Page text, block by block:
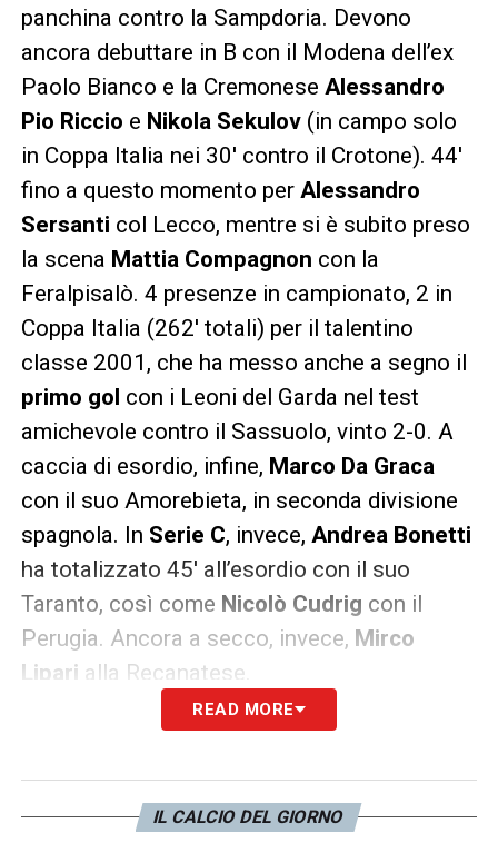
panchina contro la Sampdoria. Devono
ancora debuttare in B con il Modena dell’ex
Paolo Bianco e la Cremonese Alessandro
Pio Riccio e Nikola Sekulov(in campo solo
in Coppa Italia nei 30′ contro il Crotone). 44′
fino a questo momento per Alessandro
Sersanti col Lecco, mentre si è subito preso
la scena Mattia Compagnon con la
Feralpisalò. 4 presenze in campionato, 2 in
Coppa Italia (262′ totali) per il talentino
classe 2001, che ha messo anche a segno il
primo gol con i Leoni del Garda nel test
amichevole contro il Sassuolo, vinto 2-0. A
caccia di esordio, infine, Marco Da Graca
con il suo Amorebieta, in seconda divisione
spagnola. In Serie C, invece, Andrea Bonetti
ha totalizzato 45′ all’esordio con il suo
Taranto, così come Nicolò Cudrig con il
Perugia. Ancora a secco, invece, Mirco
Lipari alla Recanatese.
Tra chi ha già vissuto esperienze in prestito,
nuova continuità. Il centrocampista è
assente dal rettangolo di gioco, causa
READ MORE
IL CALCIO DEL GIORNO